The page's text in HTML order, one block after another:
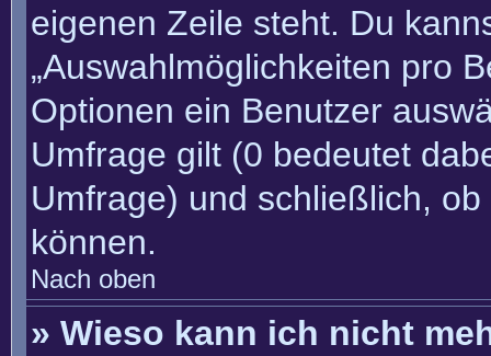
eigenen Zeile steht. Du
„Auswahlmöglichkeiten pro
Optionen ein Benutzer
Umfrage gilt (0 bedeutet
Umfrage) und schließlich,
können.
Nach oben
» Wieso kann ich nicht